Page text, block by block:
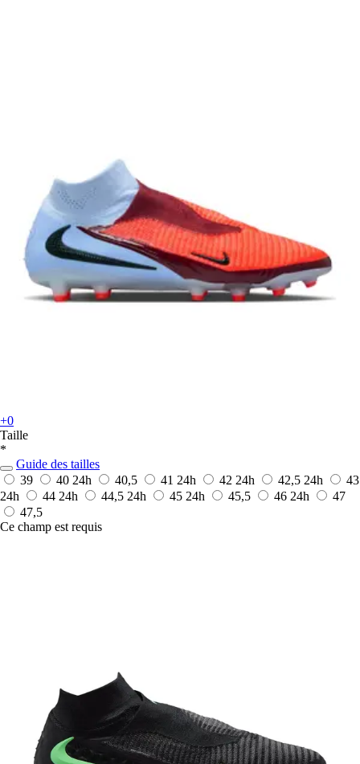
+0
Taille
*
Guide des tailles
39
40 24h 40,5 41 24h 42 24h 42,5 24h
43
24h
44 24h 44,5 24h 45 24h 45,5 46 24h
47
47,5
Ce champ est requis